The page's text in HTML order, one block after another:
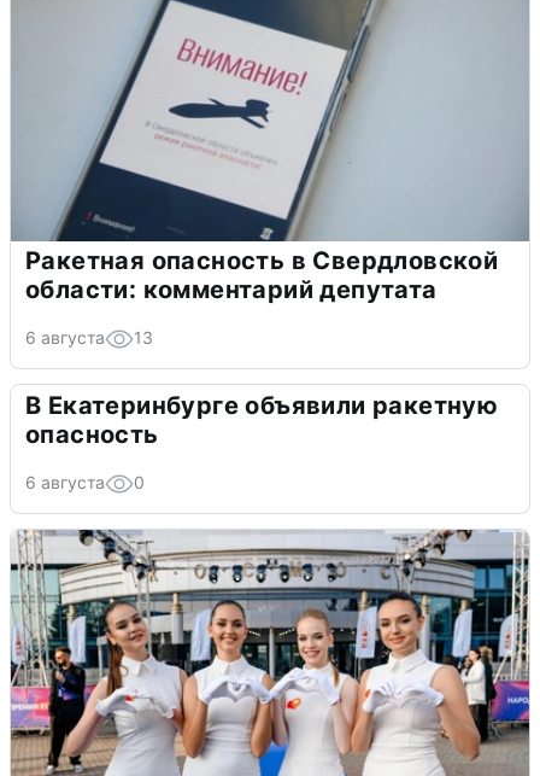
Ракетная опасность в Свердловской
области: комментарий депутата
6 августа 13
В Екатеринбурге объявили ракетную
опасность
6 августа 0